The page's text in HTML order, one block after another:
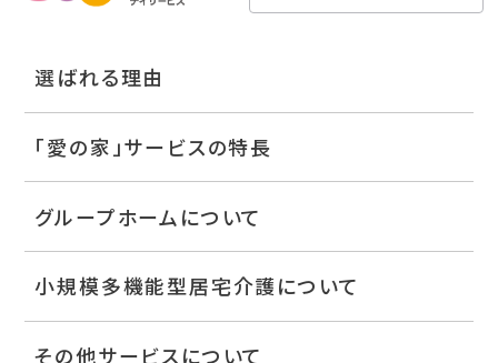
選ばれる理由
「愛の家」サービスの特長
グループホームについて
小規模多機能型居宅介護について
その他サービスについて